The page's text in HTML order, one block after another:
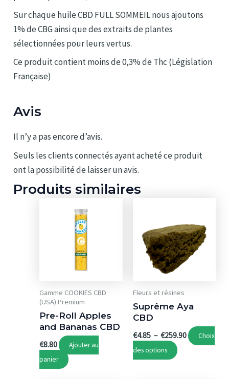
Sur chaque huile CBD FULL SOMMEIL nous ajoutons
1% de CBG ainsi que des extraits de plantes
sélectionnées pour leurs vertus.
Ce produit contient moins de 0,3% de Thc (Législation
Française)
Avis
Il n’y a pas encore d’avis.
Seuls les clients connectés ayant acheté ce produit
ont la possibilité de laisser un avis.
Produits similaires
Gamme COOKIES CBD
(USA) Premium
Pre-Roll Apples
and Bananas CBD
€8.80
Ajouter au
panier
Fleurs et résines
Suprême Aya
CBD
€4.85 – €259.90Plage
de
Choix
des options
Ce